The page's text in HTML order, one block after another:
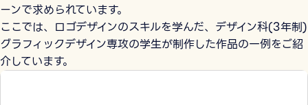
ーンで求められています。
ここでは、ロゴデザインのスキルを学んだ、デザイン科(3年制)
グラフィックデザイン専攻の学生が制作した作品の一例をご紹
介しています。